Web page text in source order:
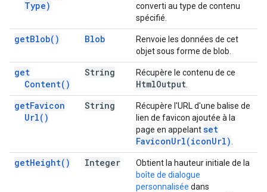
Type)
converti au type de contenu
spécifié.
getBlob( ) Blob
Renvoie les données de cet
objet sous forme de blob.
get
Content( )
String Récupère le contenu de ce
HtmlOutput
getFavicon
Url( )
String
Récupère l'URL d'une balise de
lien de favicon ajoutée à la
page en appelantset
FaviconUrl(iconUrl)
getHeight( ) Integer
Obtient la hauteur initiale de la
boîte de dialogue
personnalisée dans